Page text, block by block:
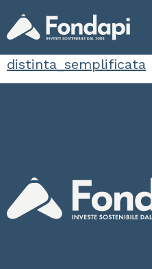
distinta_semplificata